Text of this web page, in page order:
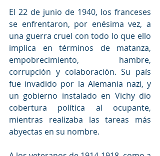
El 22 de junio de 1940, los franceses
se enfrentaron, por enésima vez, a
una guerra cruel con todo lo que ello
implica en términos de matanza,
empobrecimiento, hambre,
corrupción y colaboración. Su país
fue invadido por la Alemania nazi, y
un gobierno instalado en Vichy dio
cobertura política al ocupante,
mientras realizaba las tareas más
abyectas en su nombre.